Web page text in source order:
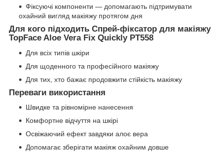
Фіксуючі компоненти — допомагають підтримувати
охайний вигляд макіяжу протягом дня
Для кого підходить Спрей-фіксатор для макіяжу
TopFace Aloe Vera Fix Quickly PT558
Для всіх типів шкіри
Для щоденного та професійного макіяжу
Для тих, хто бажає продовжити стійкість макіяжу
Переваги використання
Швидке та рівномірне нанесення
Комфортне відчуття на шкірі
Освіжаючий ефект завдяки алоє вера
Допомагає зберігати макіяж охайним довше